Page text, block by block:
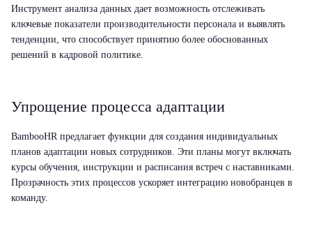
Инструмент анализа данных дает возможность отслеживать
ключевые показатели производительности персонала и выявлять
тенденции, что способствует принятию более обоснованных
решений в кадровой политике.
Упрощение процесса адаптации
BambooHR предлагает функции для создания индивидуальных
планов адаптации новых сотрудников. Эти планы могут включать
курсы обучения, инструкции и расписания встреч с наставниками.
Прозрачность этих процессов ускоряет интеграцию новобранцев в
команду.